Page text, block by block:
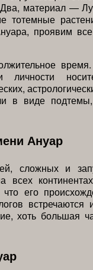
материал —
тотемные
проявим
личности
в виде
Ануар
сложных и
всех
его
встречаются
хоть большая